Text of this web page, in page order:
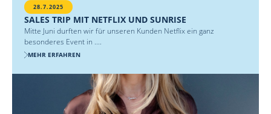
28.7.2025
SALES TRIP MIT NETFLIX UND SUNRISE
Mitte Juni durften wir für unseren Kunden Netflix ein ganz
besonderes Event in ....
MEHR ERFAHREN